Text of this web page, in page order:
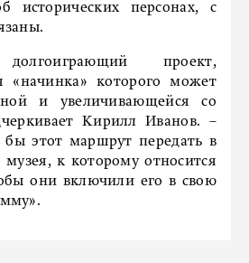
исторических персонах, с
проект,
«начинка» которого может
и увеличивающейся со
Кирилл Иванов. –
этот маршрут передать в
музея, к которому относится
они включили его в свою